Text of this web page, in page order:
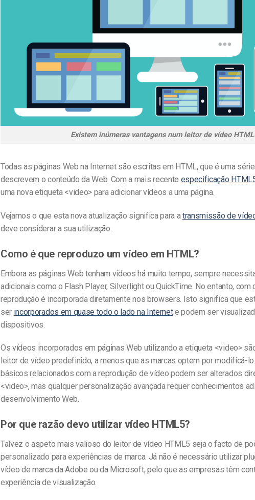
Existem inúmeras vantagens num leitor de vídeo
Todas as páginas Web na Internet são escritas em HTML, que é uma
descrevem o conteúdo da Web. Com a mais recente especificação
uma nova etiqueta <video> para adicionar vídeos a uma página.
Vejamos o que esta nova atualização significa para atransmissão de
deve considerar a sua utilização.
Como é que reproduzo um vídeo em HTML?
Embora as páginas Web tenham vídeos há muito tempo, sempre
adicionais como o Flash Player, Silverlight ou QuickTime. No entanto,
reprodução é incorporada diretamente nos browsers. Isto significa que
ser incorporados em quase todo o lado na Internete podem ser
dispositivos.
Os vídeos incorporados em páginas Web utilizando a etiqueta <video>
leitor de vídeo predefinido, a menos que as marcas optem por modificá-
básicos relacionados com a reprodução de vídeo podem ser alterados
<video>, mas qualquer personalização avançada requer conhecimentos
desenvolvimento Web.
Por que razão devo utilizar vídeo HTML5?
Talvez o aspeto mais valioso do leitor de vídeo HTML5 seja o facto de
personalizado para experiências de marca. Já não é necessário utilizar
vídeo de marca da Adobe ou da Microsoft, pelo que as empresas têm
experiência de visualização.